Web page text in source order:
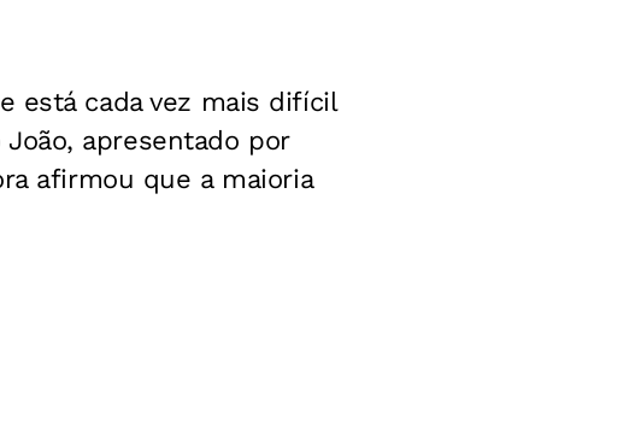
está cada vez mais difícil
apresentado por
afirmou que a maioria